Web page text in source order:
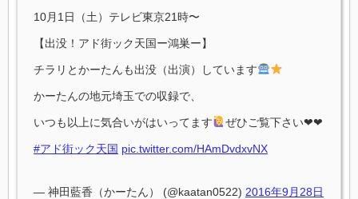
10月1日（土）テレビ東京21時〜
【出没！アド街ック天国ー鴻巣ー】
チラリとかーたんも出没（出演）しています
かーたんの地元埼玉での収録で、
いつも以上に気合いがはいってます ぜひご覧下さい❤︎❤︎
#アド街ック天国 pic.twitter.com/HAmDvdxvNX
— 神田藍香（かーたん） (@kaatan0522) 2016年9月28日